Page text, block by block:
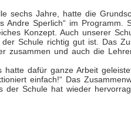
sechs Jahre, hatte die
Andre Sperlich“ im
Konzept. Auch unserer
Schule richtig gut ist. Das
zusammen und auch die
hatte dafür ganze Arbeit
einfach!“ Das
der Schule hat wieder